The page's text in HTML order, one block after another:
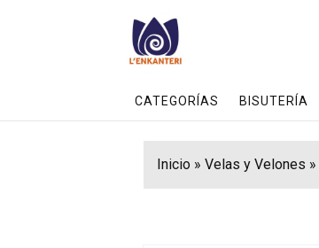
CATEGORÍAS BISUTERÍA
Inicio» Velas y Velones »